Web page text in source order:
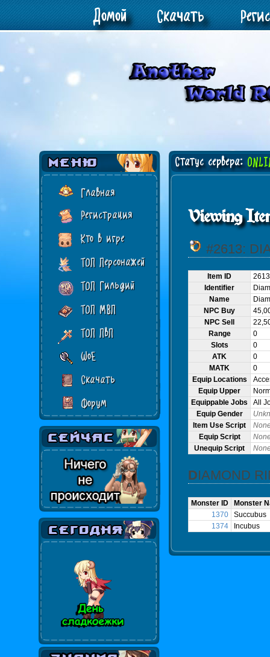
Домой Скачать
Главная
Регистрация
Кто в игре
ТОП Персонажей
ТОП Гильдий
ТОП МВП
ТОП ПвП
WoE
Скачать
Форум
Статус сервера:
Viewing
#2613:
Item ID
2613
Identifier
Name
NPC Buy
NPC Sell
Range
0
Slots
0
ATK
0
MATK
0
Equip Locations
Equip Upper
Equippable Jobs
All
Equip Gender
Item Use Script
Equip Script
Unequip Script
DIAMOND
Monster ID
Monster
1370
Succubus
1374
Incubus